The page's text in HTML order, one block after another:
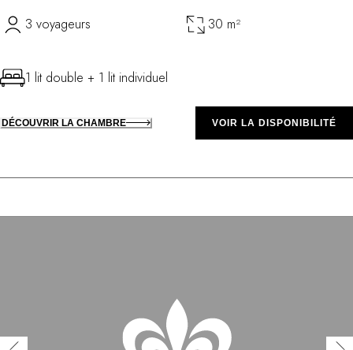
3 voyageurs 30 m²
1 lit double + 1 lit individuel
DÉCOUVRIR LA CHAMBRE VOIR LA DISPONIBILITÉ